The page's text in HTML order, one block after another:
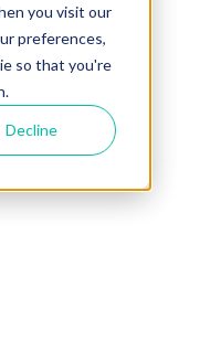
you visit our
preferences,
so that you're
Decline